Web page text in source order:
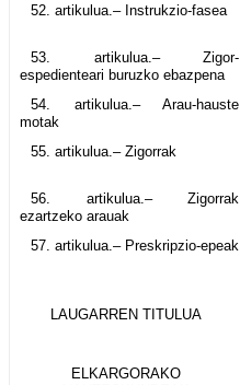
52. artikulua.– Instrukzio-fasea
53. artikulua.– Zigor-
espedienteari buruzko ebazpena
54. artikulua.– Arau-hauste
motak
55. artikulua.– Zigorrak
56. artikulua.– Zigorrak
ezartzeko arauak
57. artikulua.– Preskripzio-epeak
LAUGARREN TITULUA
ELKARGORAKO